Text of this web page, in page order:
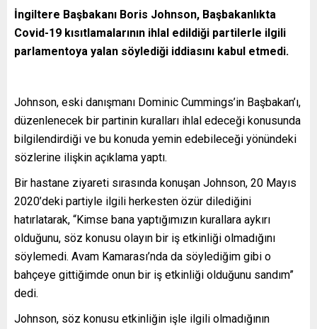
İngiltere Başbakanı Boris Johnson, Başbakanlıkta
Covid-19 kısıtlamalarının ihlal edildiği partilerle ilgili
parlamentoya yalan söylediği iddiasını kabul etmedi.
Johnson, eski danışmanı Dominic Cummings’in Başbakan’ı,
düzenlenecek bir partinin kuralları ihlal edeceği konusunda
bilgilendirdiği ve bu konuda yemin edebileceği yönündeki
sözlerine ilişkin açıklama yaptı.
Bir hastane ziyareti sırasında konuşan Johnson, 20 Mayıs
2020’deki partiyle ilgili herkesten özür dilediğini
hatırlatarak, “Kimse bana yaptığımızın kurallara aykırı
olduğunu, söz konusu olayın bir iş etkinliği olmadığını
söylemedi. Avam Kamarası’nda da söylediğim gibi o
bahçeye gittiğimde onun bir iş etkinliği olduğunu sandım”
dedi.
Johnson, söz konusu etkinliğin işle ilgili olmadığının